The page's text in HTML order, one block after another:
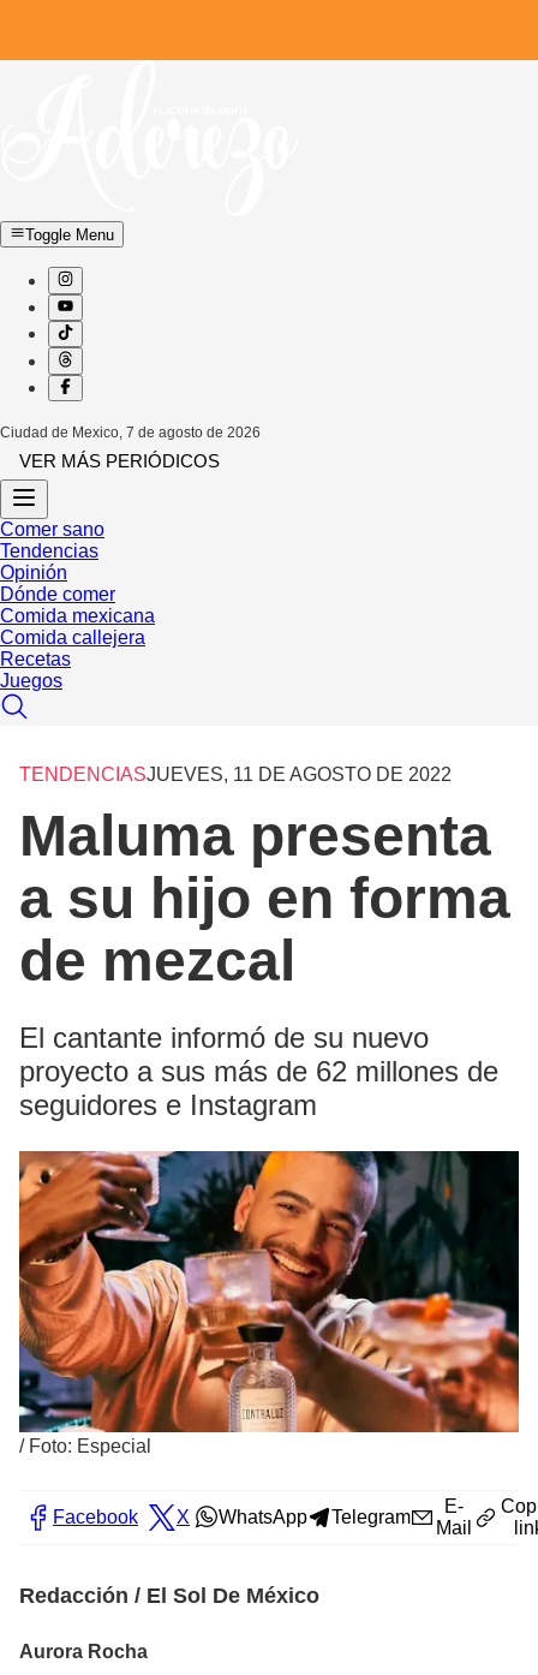
Toggle Menu
Ciudad de Mexico, 7 de agosto de 2026
VER MÁS PERIÓDICOS
Comer sano
Tendencias
Opinión
Dónde comer
Comida mexicana
Comida callejera
Recetas
Juegos
TENDENCIASJUEVES, 11 DE AGOSTO DE 2022
Maluma presenta
a su hijo en forma
de mezcal
El cantante informó de su nuevo
proyecto a sus más de 62 millones de
seguidores e Instagram
/ Foto: Especial
Facebook X WhatsApp Telegram
E-
Mail
Redacción / El Sol De México
Aurora Rocha